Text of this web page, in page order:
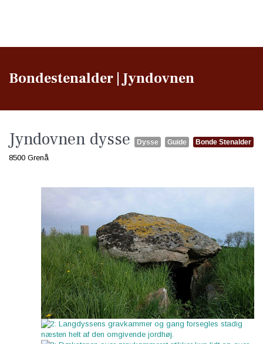
Bondestenalder | Jyndovnen
Jyndovnen dysse Dysse Guide Bonde Stenalder
8500 Grenå